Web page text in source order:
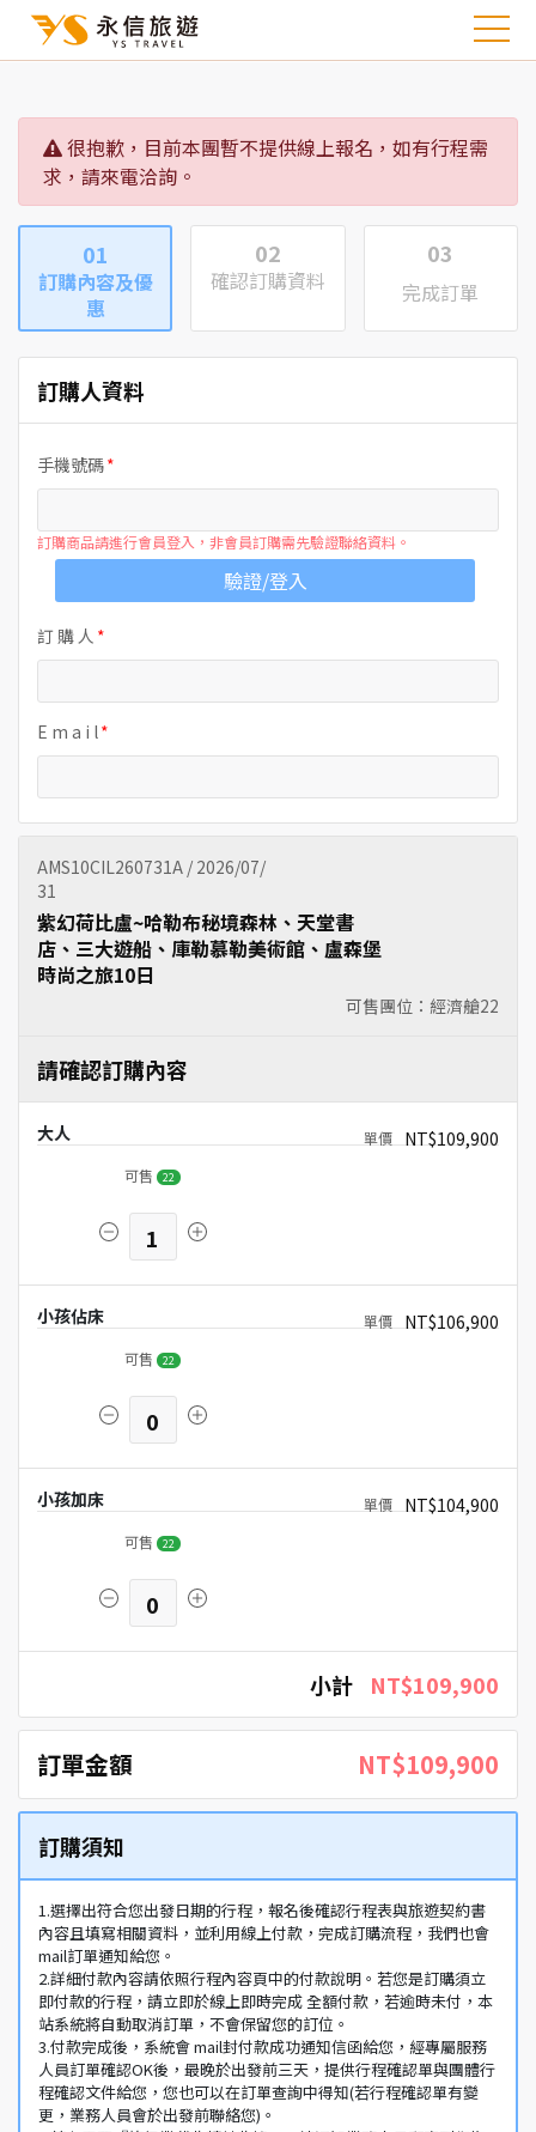
很抱歉，目前本團暫不提供線上報名，如有行程需
求，請來電洽詢。
01
訂購內容及優
惠
02
確認訂購資料
03
完成訂單
訂購人資料
手機號碼
訂購商品請進行會員登入，非會員訂購需先驗證聯絡資料。
驗證/登入
訂 購 人
E m a i l
AMS10CIL260731A / 2026/07/
31
可售團位：經濟艙22
紫幻荷比盧~哈勒布秘境森林、天堂書
店、三大遊船、庫勒慕勒美術館、盧森堡
時尚之旅10日
請確認訂購內容
大人 NT$109,900
可售 22
1
小孩佔床 NT$106,900
可售 22
0
小孩加床 NT$104,900
可售 22
0
小計 NT$109,900
訂單金額 NT$109,900
訂購須知
1.選擇出符合您出發日期的行程，報名後確認行程表與旅遊契約書
內容且填寫相關資料，並利用線上付款，完成訂購流程，我們也會
mail訂單通知給您。
2.詳細付款內容請依照行程內容頁中的付款說明。若您是訂購須立
即付款的行程，請立即於線上即時完成 全額付款，若逾時未付，本
站系統將自動取消訂單，不會保留您的訂位。
3.付款完成後，系統會 mail封付款成功通知信函給您，經專屬服務
人員訂單確認OK後，最晚於出發前三天，提供行程確認單與團體行
程確認文件給您，您也可以在訂單查詢中得知(若行程確認單有變
更，業務人員會於出發前聯絡您)。